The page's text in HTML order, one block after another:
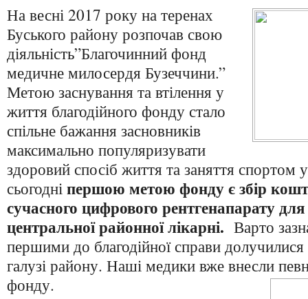
На весні 2017 року на теренах
Буського району розпочав свою
діяльність”Благочинний фонд
медичне милосердя Бузеччини.”
Метою заснування та втілення у
життя благодійного фонду стало
спільне бажання засновників
максимально популяризувати
здоровий спосіб життя та заняття
сьогодніпершою метою фонду є збір
сучасного цифрового рентгенапарату для
центральної районної лікарні. Варто
першими до благодійної справи
галузі району. Наші медики вже внесли
фонду.